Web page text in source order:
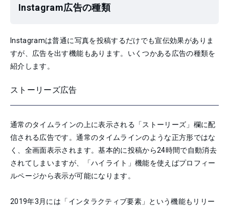
Instagram広告の種類
Instagramは普通に写真を投稿するだけでも宣伝効果がありま
すが、広告を出す機能もあります。いくつかある広告の種類を
紹介します。
ストーリーズ広告
通常のタイムラインの上に表示される「ストーリーズ」欄に配
信される広告です。通常のタイムラインのような正方形ではな
く、全画面表示されます。基本的に投稿から24時間で自動消去
されてしまいますが、「ハイライト」機能を使えばプロフィー
ルページから表示が可能になります。
2019年3月には「インタラクティブ要素」という機能もリリー